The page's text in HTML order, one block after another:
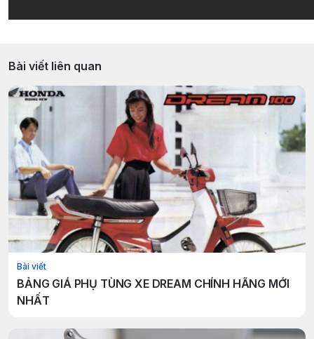
Bài viết liên quan
Bài viết
BẢNG GIÁ PHỤ TÙNG XE DREAM CHÍNH HÃNG MỚI
NHẤT